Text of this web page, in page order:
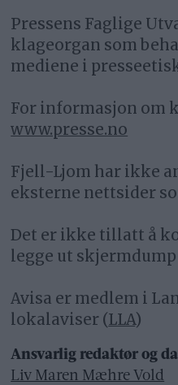
Pressens Faglige
klageorgan som
mediene i
For informasjon om
www.presse.no
Fjell-Ljom har ikke
eksterne nettsider
Det er ikke tillatt å
legge ut
Avisa er medlem i
lokalaviser (LLA)
Ansvarlig redaktør og
Liv Maren Mæhre Vold